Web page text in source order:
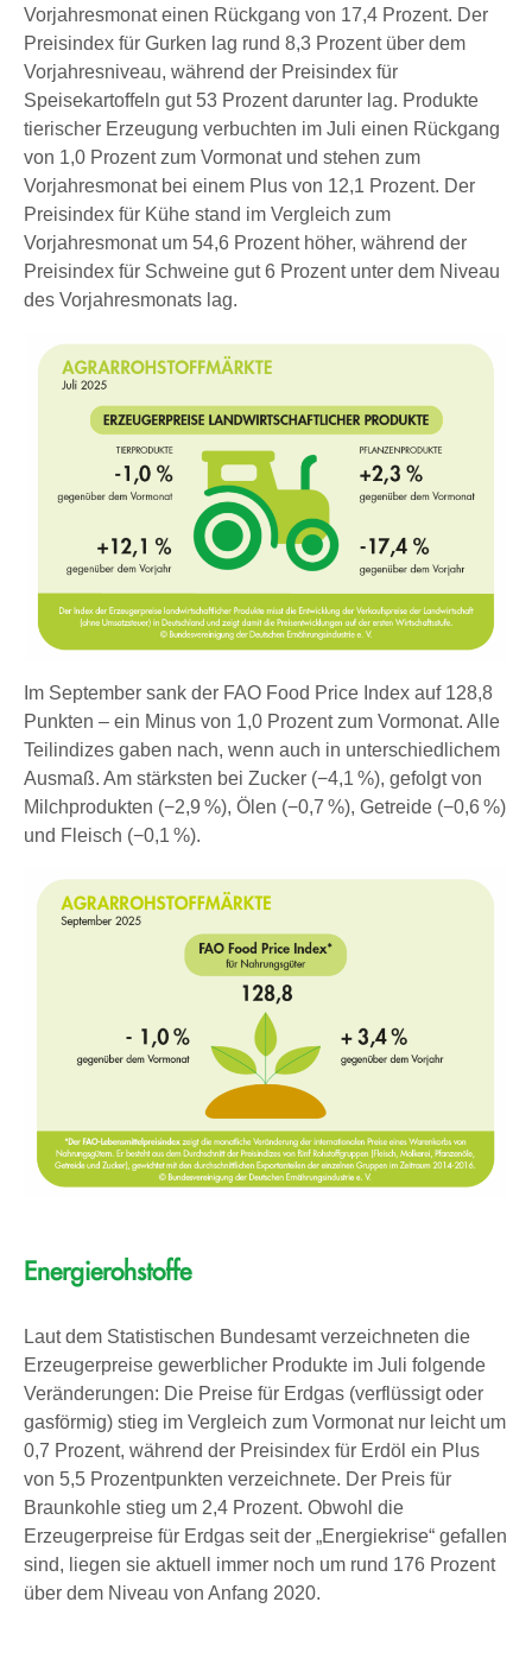
Vorjahresmonat einen Rückgang von 17,4 Prozent. Der
Preisindex für Gurken lag rund 8,3 Prozent über dem
Vorjahresniveau, während der Preisindex für
Speisekartoffeln gut 53 Prozent darunter lag. Produkte
tierischer Erzeugung verbuchten im Juli einen Rückgang
von 1,0 Prozent zum Vormonat und stehen zum
Vorjahresmonat bei einem Plus von 12,1 Prozent. Der
Preisindex für Kühe stand im Vergleich zum
Vorjahresmonat um 54,6 Prozent höher, während der
Preisindex für Schweine gut 6 Prozent unter dem Niveau
des Vorjahresmonats lag.
Im September sank der FAO Food Price Index auf 128,8
Punkten – ein Minus von 1,0 Prozent zum Vormonat. Alle
Teilindizes gaben nach, wenn auch in unterschiedlichem
Ausmaß. Am stärksten bei Zucker (−4,1 %), gefolgt von
Milchprodukten (−2,9 %), Ölen (−0,7 %), Getreide (−0,6 %)
und Fleisch (−0,1 %).
Energierohstoffe
Laut dem Statistischen Bundesamt verzeichneten die
Erzeugerpreise gewerblicher Produkte im Juli folgende
Veränderungen: Die Preise für Erdgas (verflüssigt oder
gasförmig) stieg im Vergleich zum Vormonat nur leicht um
0,7 Prozent, während der Preisindex für Erdöl ein Plus
von 5,5 Prozentpunkten verzeichnete. Der Preis für
Braunkohle stieg um 2,4 Prozent. Obwohl die
Erzeugerpreise für Erdgas seit der „Energiekrise“ gefallen
sind, liegen sie aktuell immer noch um rund 176 Prozent
über dem Niveau von Anfang 2020.